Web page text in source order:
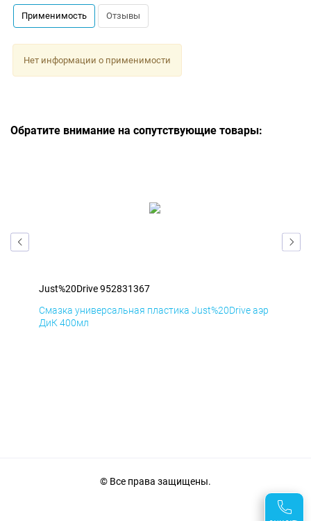
Применимость Отзывы
Нет информации о применимости
Обратите внимание на сопутствующие товары:
Just%20Drive 952831367
Смазка универсальная пластика Just%20Drive аэр
ДиК 400мл
© Все права защищены.